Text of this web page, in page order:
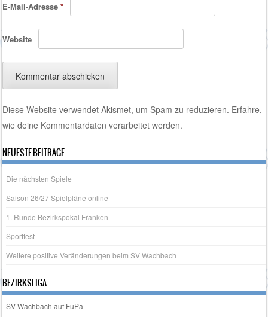
E-Mail-Adresse*
Website
Diese Website verwendet Akismet, um Spam zu reduzieren. Erfahre,
wie deine Kommentardaten verarbeitet werden.
NEUESTE BEITRÄGE
Die nächsten Spiele
Saison 26/27 Spielpläne online
1. Runde Bezirkspokal Franken
Sportfest
Weitere positive Veränderungen beim SV Wachbach
BEZIRKSLIGA
SV Wachbach auf FuPa